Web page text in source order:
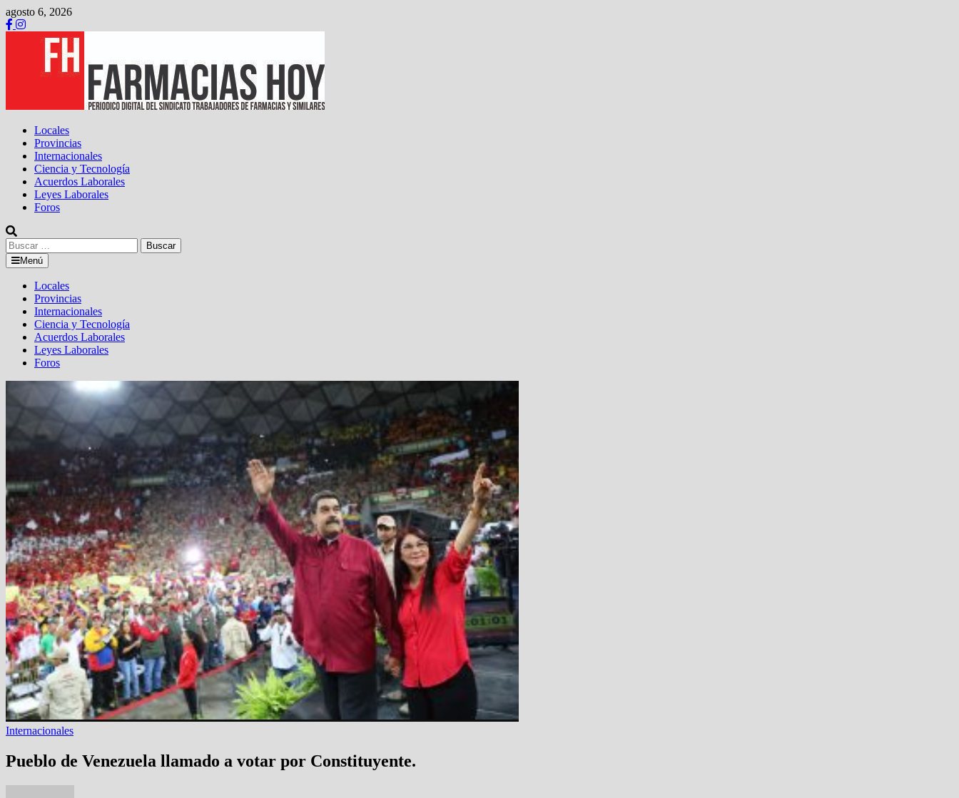
Saltar
al
contenido
agosto 6, 2026
Locales
Provincias
Internacionales
Ciencia y Tecnología
Acuerdos Laborales
Leyes Laborales
Foros
Buscar:
Menú
Locales
Provincias
Internacionales
Ciencia y Tecnología
Acuerdos Laborales
Leyes Laborales
Foros
Internacionales
Pueblo de Venezuela llamado a votar por Constituyente.